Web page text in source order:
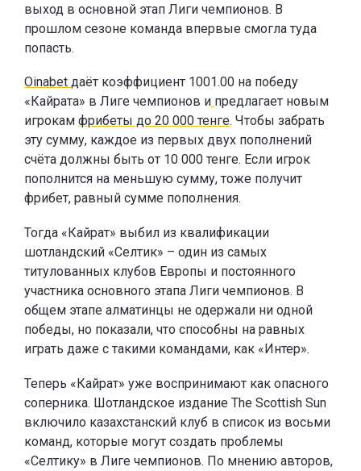
выход в основной этап Лиги чемпионов. В
прошлом сезоне команда впервые смогла туда
попасть.
Oinabet даёт коэффициент 1001.00 на победу
«Кайрата» в Лиге чемпионов и предлагает новым
игрокам фрибеты до 20 000 тенге. Чтобы забрать
эту сумму, каждое из первых двух пополнений
счёта должны быть от 10 000 тенге. Если игрок
пополнится на меньшую сумму, тоже получит
фрибет, равный сумме пополнения.
Тогда «Кайрат» выбил из квалификации
шотландский «Селтик» – один из самых
титулованных клубов Европы и постоянного
участника основного этапа Лиги чемпионов. В
общем этапе алматинцы не одержали ни одной
победы, но показали, что способны на равных
играть даже с такими командами, как «Интер».
Теперь «Кайрат» уже воспринимают как опасного
соперника. Шотландское издание The Scottish Sun
включило казахстанский клуб в список из восьми
команд, которые могут создать проблемы
«Селтику» в Лиге чемпионов. По мнению авторов,